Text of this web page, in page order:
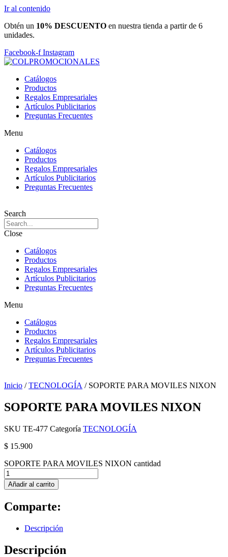
Ir al contenido
Obtén un 10% DESCUENTO en nuestra tienda a partir de 6
unidades.
Facebook-f Instagram
Catálogos
Productos
Regalos Empresariales
Artículos Publicitarios
Preguntas Frecuentes
Menu
Catálogos
Productos
Regalos Empresariales
Artículos Publicitarios
Preguntas Frecuentes
Search
Close
Catálogos
Productos
Regalos Empresariales
Artículos Publicitarios
Preguntas Frecuentes
Menu
Catálogos
Productos
Regalos Empresariales
Artículos Publicitarios
Preguntas Frecuentes
Inicio /TECNOLOGÍA / SOPORTE PARA MOVILES NIXON
SOPORTE PARA MOVILES NIXON
SKU TE-477 Categoría TECNOLOGÍA
$ 15.900
SOPORTE PARA MOVILES NIXON cantidad
Añadir al carrito
Comparte:
Descripción
Descripción